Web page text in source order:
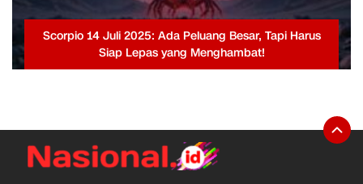
Scorpio 14 Juli 2025: Ada Peluang Besar, Tapi Harus
Siap Lepas yang Menghambat!